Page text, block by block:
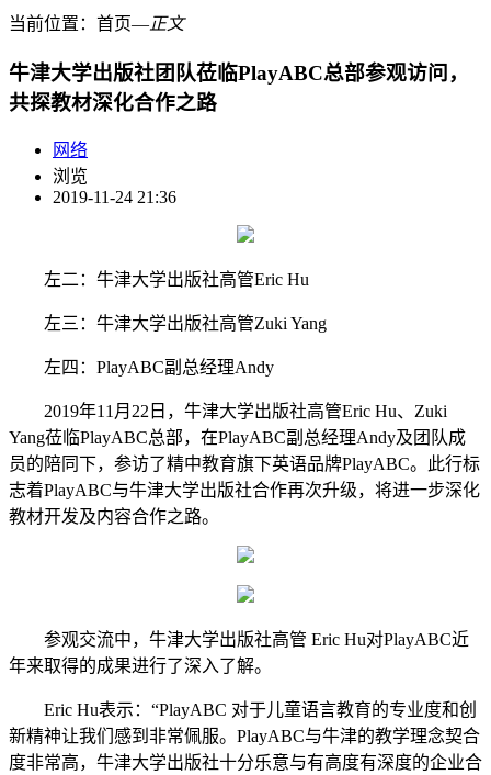
当前位置： 首页―正文
牛津大学出版社团队莅临PlayABC总部参观访问，
共探教材深化合作之路
网络
浏览
2019-11-24 21:36
左二：牛津大学出版社高管Eric Hu
左三：牛津大学出版社高管Zuki Yang
左四：PlayABC副总经理Andy
2019年11月22日，牛津大学出版社高管Eric Hu、Zuki
Yang莅临PlayABC总部，在PlayABC副总经理Andy及团队成
员的陪同下，参访了精中教育旗下英语品牌PlayABC。此行标
志着PlayABC与牛津大学出版社合作再次升级，将进一步深化
教材开发及内容合作之路。
参观交流中，牛津大学出版社高管 Eric Hu对PlayABC近
年来取得的成果进行了深入了解。
Eric Hu表示：“PlayABC 对于儿童语言教育的专业度和创
新精神让我们感到非常佩服。PlayABC与牛津的教学理念契合
度非常高，牛津大学出版社十分乐意与有高度有深度的企业合